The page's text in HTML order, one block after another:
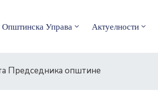
Општинска Управа Актуелности
Председника општине